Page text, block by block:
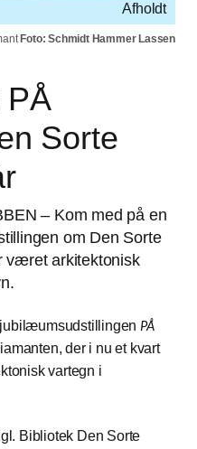
Afholdt
Foto: Schmidt Hammer Lassen
PÅ
Sorte
– Kom med på en
om Den Sorte
været arkitektonisk
PÅ
der i nu et kvart
vartegn i
Bibliotek Den Sorte